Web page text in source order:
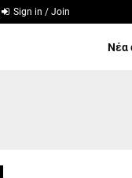
Sign in / Join
Νέα